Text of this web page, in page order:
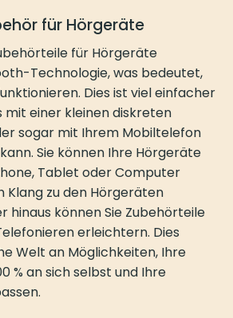
für Hörgeräte
für Hörgeräte
Technologie, was bedeutet,
Dies ist viel einfacher
mit einer kleinen diskreten
sogar mit Ihrem Mobiltelefon
Sie können Ihre Hörgeräte
Tablet oder Computer
Klang zu den Hörgeräten
hinaus können Sie Zubehörteile
erleichtern. Dies
Welt an Möglichkeiten, Ihre
% an sich selbst und Ihre